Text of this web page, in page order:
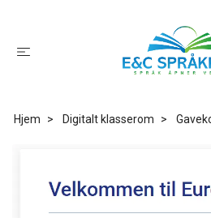
Hjem Digitalt klasserom